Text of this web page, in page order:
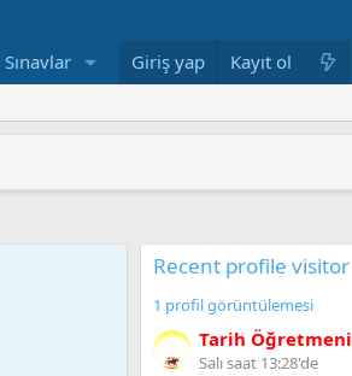
Sınavlar Giriş yap Kayıt ol
Recent profile visitor
1 profil görüntülemesi
Tarih Öğretmeni
Salı saat 13:28'de